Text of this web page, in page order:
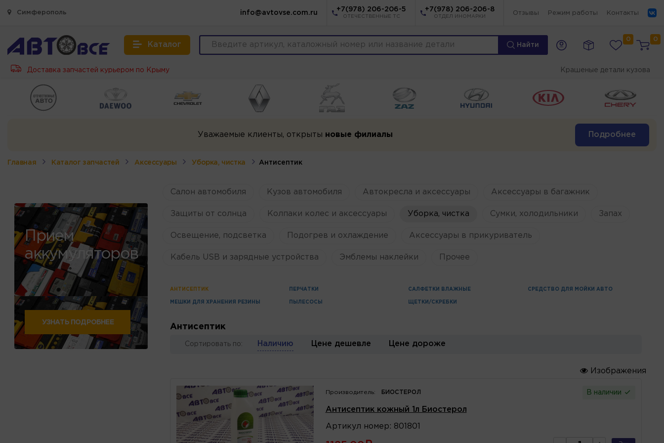
Симферополь info@avtovse.com.ru
+7(978) 206-206-5
ОТЕЧЕСТВЕННЫЕ ТС
+7(978) 206-206-8
ОТДЕЛ ИНОМАРКИ
Отзывы Режим работы Контакты
Каталог Найти
0 0
Доставка запчастей курьером по Крыму Крашеные детали кузова
Уважаемые клиенты, открыты новые филиалы Подробнее
Главная Каталог запчастей Аксессуары Уборка, чистка Антисептик
Прием
аккумуляторов
УЗНАТЬ ПОДРОБНЕЕ
Салон автомобиля Кузов автомобиля Автокресла и аксессуары Аксессуары в багажник
Защиты от солнца Колпаки колес и аксессуары Уборка, чистка Сумки, холодильники Запах
Освещение, подсветка Подогрев и охлаждение Аксессуары в прикуриватель
Кабель USB и зарядные устройства Эмблемы наклейки Прочее
АНТИСЕПТИК
МЕШКИ ДЛЯ ХРАНЕНИЯ РЕЗИНЫ
ПЕРЧАТКИ
ПЫЛЕСОСЫ
САЛФЕТКИ ВЛАЖНЫЕ
ЩЕТКИ/СКРЕБКИ
СРЕДСТВО ДЛЯ МОЙКИ АВТО
Антисептик
Сортировать по: Наличию Цене дешевле Цене дороже
Изображения
Производитель: БИОСТЕРОЛ В наличии
Антисептик кожный 1л Биостерол
Артикул номер : 801801